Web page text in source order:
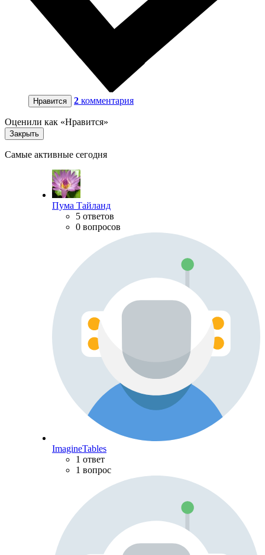
Нравится 2 комментария
Оценили как «Нравится»
Закрыть
Самые активные сегодня
Пума Тайланд
5 ответов
0 вопросов
ImagineTables
1 ответ
1 вопрос